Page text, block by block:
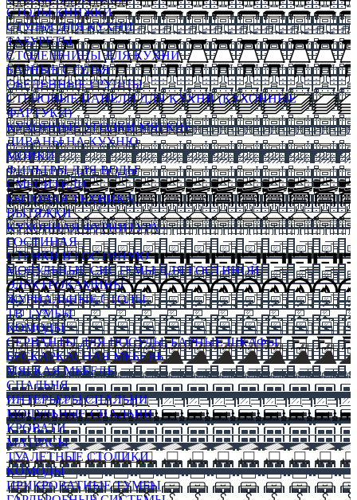
СТОЛЫ КНИЖКИ
СТУЛЬЯ ДЛЯ КУХНИ
ТАБУРЕТЫ
СТОЛЕШНИЦЫ ДЛЯ КУХНИ
БАРНЫЕ СТУЛЬЯ
ОБЕДЕННЫЕ ГРУППЫ
СТЕНОВЫЕ ПАНЕЛИ ДЛЯ КУХНИ (КУХОННЫЕ
ФАРТУКИ)
КУХОННЫЕ УГОЛКИ МЯГКИЕ
ДИВАНЫ НА КУХНЮ
МОЙКИ
ФИЛЬТРЫ ДЛЯ ВОДЫ
СМЕСИТЕЛИ
БЫТОВАЯ ТЕХНИКА
ВЫТЯЖКИ
КУХОННАЯ ФУРНИТУРА
ГОСТИНАЯ
СТЕНКИ В ГОСТИНУЮ
МОДУЛЬНЫЕ СИСТЕМЫ ДЛЯ ГОСТИНОЙ
ЭЛЕКТРОКАМИНЫ
ЖУРНАЛЬНЫЕ СТОЛЫ
ТВ ТУМБЫ
КОМОДЫ
СЕРВАНТЫ ДЛЯ ПОСУДЫ, БАРНЫЕ ШКАФЫ
БЕСКАРКАСНАЯ МЕБЕЛЬ
МЯГКАЯ МЕБЕЛЬ
СПАЛЬНЯ
ИНТЕРЬЕРЫ СПАЛЬНИ
МОДУЛЬНЫЕ СПАЛЬНИ
КРОВАТИ
МАТРАСЫ
ТУАЛЕТНЫЕ СТОЛИКИ
КОМОДЫ
ПРИКРОВАТНЫЕ ТУМБЫ